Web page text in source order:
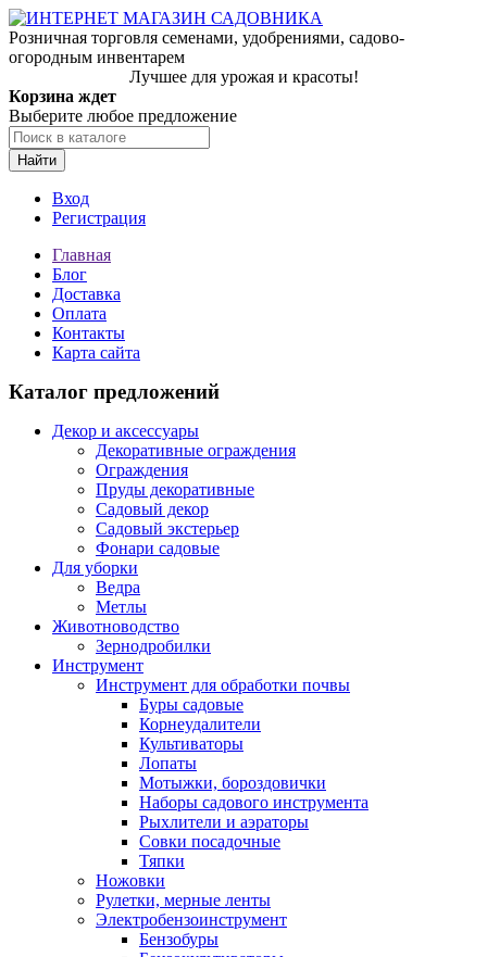
Розничная торговля семенами, удобрениями, садово-
огородным инвентарем
Лучшее для урожая и красоты!
Корзина ждет
Выберите любое предложение
Найти
Вход
Регистрация
Главная
Блог
Доставка
Оплата
Контакты
Карта сайта
Каталог предложений
Декор и аксессуары
Декоративные ограждения
Ограждения
Пруды декоративные
Садовый декор
Садовый экстерьер
Фонари садовые
Для уборки
Ведра
Метлы
Животноводство
Зернодробилки
Инструмент
Инструмент для обработки почвы
Буры садовые
Корнеудалители
Культиваторы
Лопаты
Мотыжки, бороздовички
Наборы садового инструмента
Рыхлители и аэраторы
Совки посадочные
Тяпки
Ножовки
Рулетки, мерные ленты
Электробензоинструмент
Бензобуры